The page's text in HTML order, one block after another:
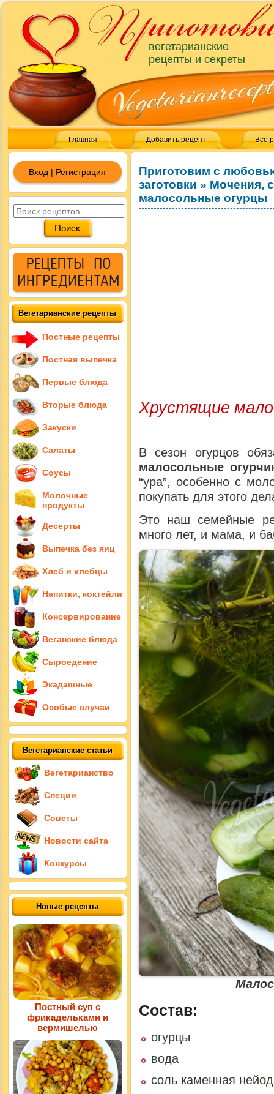
вегетарианские
рецепты и секреты
Главная Добавить рецепт Все
Приготовим с
заготовки » Мочения,
малосольные огурцы
Хрустящие
В сезон огурцов
малосольные
“ура”, особенно с
покупать для этого
Это наш семейные
много лет, и мама, и
Состав:
огурцы
вода
соль каменная
Вход | Регистрация
Вегетарианские рецепты
Постные рецепты
Постная выпечка
Первые блюда
Вторые блюда
Закуски
Салаты
Соусы
Молочные
продукты
Десерты
Выпечка без яиц
Хлеб и хлебцы
Напитки, коктейли
Консервирование
Веганские блюда
Сыроедение
Экадашные
Особые случаи
Вегетарианские статьи
Вегетарианство
Специи
Советы
Новости сайта
Конкурсы
Новые рецепты
Постный суп с
фрикадельками и
вермишелью